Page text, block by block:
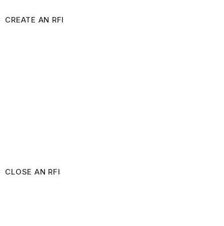
CREATE AN RFI
CLOSE AN RFI